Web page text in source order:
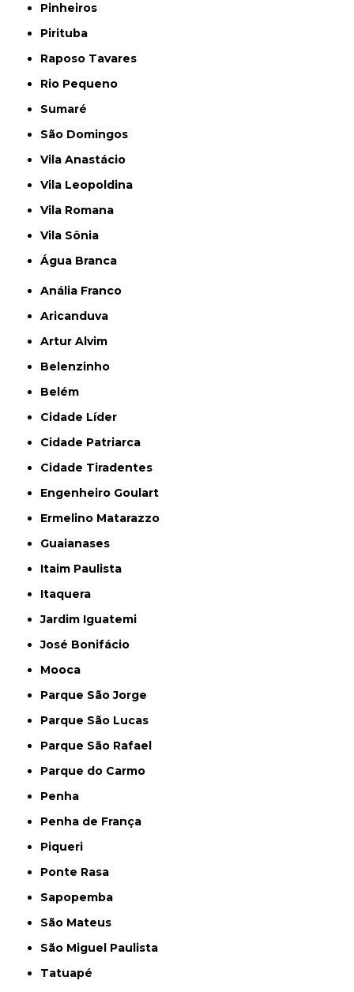
Pinheiros
Pirituba
Raposo Tavares
Rio Pequeno
Sumaré
São Domingos
Vila Anastácio
Vila Leopoldina
Vila Romana
Vila Sônia
Água Branca
Anália Franco
Aricanduva
Artur Alvim
Belenzinho
Belém
Cidade Líder
Cidade Patriarca
Cidade Tiradentes
Engenheiro Goulart
Ermelino Matarazzo
Guaianases
Itaim Paulista
Itaquera
Jardim Iguatemi
José Bonifácio
Mooca
Parque São Jorge
Parque São Lucas
Parque São Rafael
Parque do Carmo
Penha
Penha de França
Piqueri
Ponte Rasa
Sapopemba
São Mateus
São Miguel Paulista
Tatuapé